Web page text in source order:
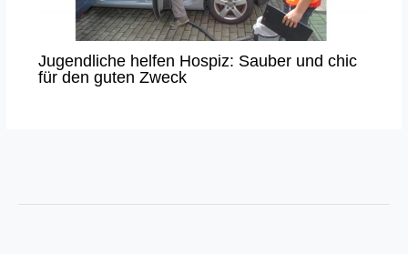
Jugendliche helfen Hospiz: Sauber und chic
für den guten Zweck